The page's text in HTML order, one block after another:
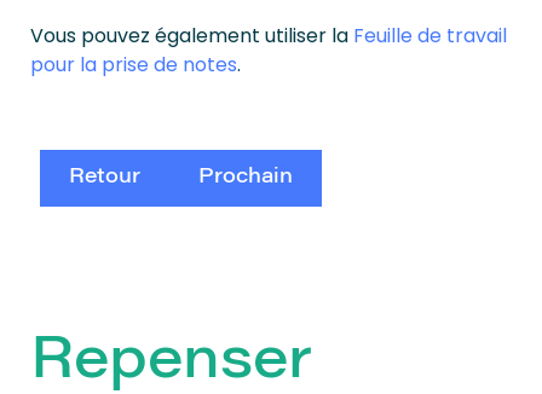
Vous pouvez également utiliser la Feuille de travail
pour la prise de notes.
Retour Prochain
Repenser